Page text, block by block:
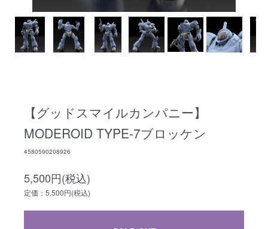
【グッドスマイルカンパニー】
MODEROID TYPE-7ブロッケン
4580590208926
5,500円(税込)
定価：5,500円(税込)